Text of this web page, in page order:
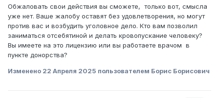
данную процедуру. Тот дал в знак благодарности 3000₸.
Далее 1го марта мне звонят с обл.сэс о наложений на
меня штрафа за незаконную мед.деятельность. я
оплачиваю штраф в тот же день. А через недели две
тоесть 19марта меня зовут на допрос в отдел военной
полиций. Требуют объяснение так как у того парня после
обратился с заявлением в двд. Военная полиция
Обжаловать свои действия вы сможете, только вот, смысла
уже нет. Ваше жалобу оставят без удовлетворения, но могут
против вас и возбудить уголовное дело. Кто вам позволил
заниматься отсебятиной и делать кровопускание человеку?
Вы имеете на это лицензию или вы работаете врачом в
пункте донорства?
Изменено 22 Апреля 2025 пользователем Борис Борисович